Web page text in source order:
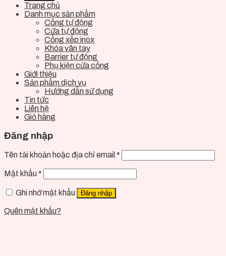
Trang chủ
Danh mục sản phẩm
Cổng tự động
Cửa tự động
Cổng xếp inox
Khóa vân tay
Barrier tự động
Phụ kiện cửa cổng
Giới thiệu
Sản phẩm dịch vụ
Hướng dẫn sử dụng
Tin tức
Liên hệ
Giỏ hàng
Đăng nhập
Tên tài khoản hoặc địa chỉ email *
Mật khẩu *
Ghi nhớ mật khẩu Đăng nhập
Quên mật khẩu?